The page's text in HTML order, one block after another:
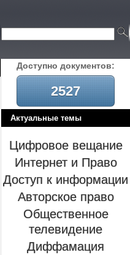
Доcтупно документов:
2527
Актуальные темы
Цифровое вещание
Интернет и Право
Доступ к информации
Авторское право
Общественное
телевидение
Диффамация